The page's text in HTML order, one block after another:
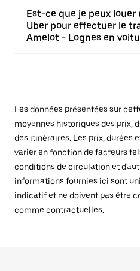
Est-ce que je peux louer
Uber pour effectuer le
Amelot - Lognes en
Les données présentées sur
moyennes historiques des prix,
des itinéraires. Les prix, durées
varier en fonction de facteurs
conditions de circulation et
informations fournies ici sont
indicatif et ne doivent pas être
comme contractuelles.